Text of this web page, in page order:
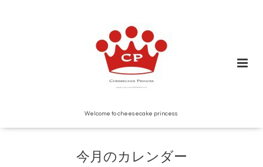
Welcome to cheesecake princess
今月のカレンダー